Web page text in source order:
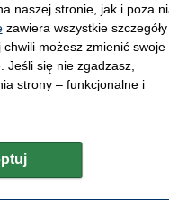
22,4 ml(ponad 3,5x
17 ml(ponad 4,5x
dla Ciebie i Twojej
kliknięciem
od 123drukuj. To pakiety
kliknięciem i płacisz jeszcze
naszej stronie, jak i poza
zawiera wszystkie
możesz zmienić swoje
Jeśli się nie zgadzasz,
strony – funkcjonalne i